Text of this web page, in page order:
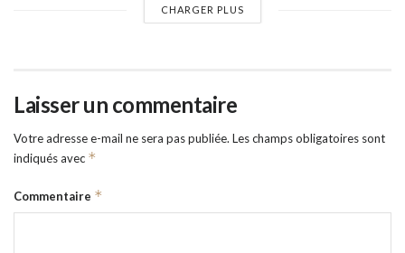
CHARGER PLUS
Laisser un commentaire
Votre adresse e-mail ne sera pas publiée. Les champs obligatoires sont
indiqués avec *
Commentaire *